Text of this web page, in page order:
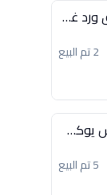
طقم برطمان 3ق ورد غطاء مينت جرين هيريفين
2 تم البيع
علبة ثلاجة كليبس يوكسان
5 تم البيع